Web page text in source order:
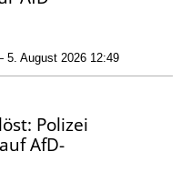
5. August 2026 12:49
Polizei
AfD-